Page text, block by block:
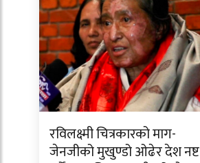
रविलक्ष्मी चित्रकारको माग-
जेनजीको मुखुण्डो ओढेर देश नष्ट